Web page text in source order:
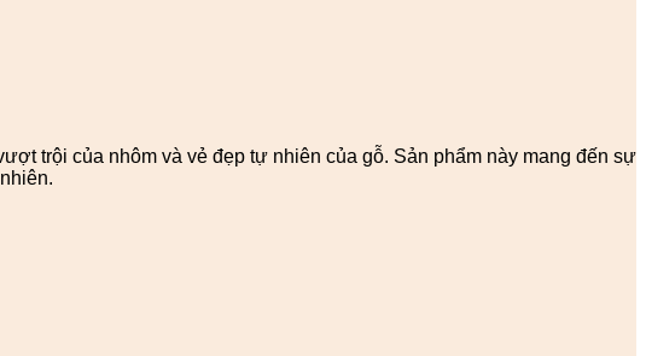
trội của nhôm và vẻ đẹp tự nhiên của gỗ. Sản phẩm này mang đến sự